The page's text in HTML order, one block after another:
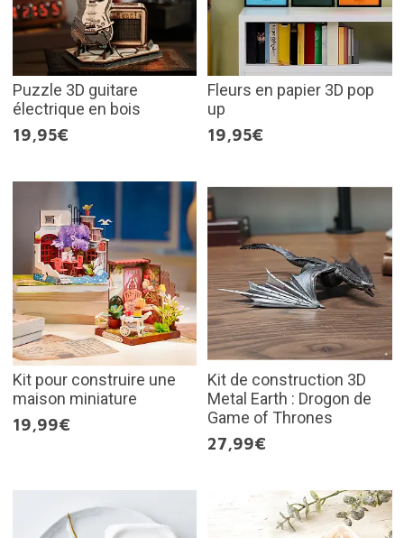
Puzzle 3D guitare
électrique en bois
19,95€
Fleurs en papier 3D pop
up
19,95€
Kit pour construire une
maison miniature
19,99€
Kit de construction 3D
Metal Earth : Drogon de
Game of Thrones
27,99€